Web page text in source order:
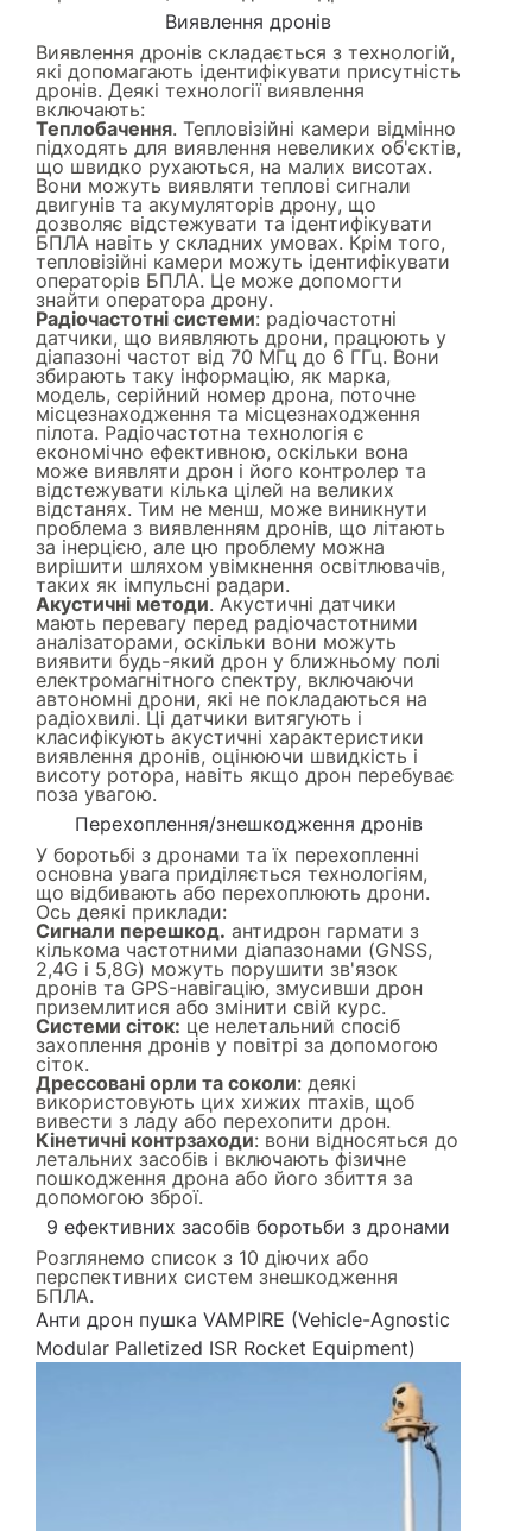
Виявлення дронів
Виявлення дронів складається з технологій,
які допомагають ідентифікувати присутність
дронів. Деякі технології виявлення
включають:
Теплобачення. Тепловізійні камери відмінно
підходять для виявлення невеликих об'єктів,
що швидко рухаються, на малих висотах.
Вони можуть виявляти теплові сигнали
двигунів та акумуляторів дрону, що
дозволяє відстежувати та ідентифікувати
БПЛА навіть у складних умовах. Крім того,
тепловізійні камери можуть ідентифікувати
операторів БПЛА. Це може допомогти
знайти оператора дрону.
Радіочастотні системи: радіочастотні
датчики, що виявляють дрони, працюють у
діапазоні частот від 70 МГц до 6 ГГц. Вони
збирають таку інформацію, як марка,
модель, серійний номер дрона, поточне
місцезнаходження та місцезнаходження
пілота. Радіочастотна технологія є
економічно ефективною, оскільки вона
може виявляти дрон і його контролер та
відстежувати кілька цілей на великих
відстанях. Тим не менш, може виникнути
проблема з виявленням дронів, що літають
за інерцією, але цю проблему можна
вирішити шляхом увімкнення освітлювачів,
таких як імпульсні радари.
Акустичні методи. Акустичні датчики
мають перевагу перед радіочастотними
аналізаторами, оскільки вони можуть
виявити будь-який дрон у ближньому полі
електромагнітного спектру, включаючи
автономні дрони, які не покладаються на
радіохвилі. Ці датчики витягують і
класифікують акустичні характеристики
виявлення дронів, оцінюючи швидкість і
висоту ротора, навіть якщо дрон перебуває
поза увагою.
Перехоплення/знешкодження дронів
У боротьбі з дронами та їх перехопленні
основна увага приділяється технологіям,
що відбивають або перехоплюють дрони.
Ось деякі приклади:
Сигнали перешкод. антидрон гармати з
кількома частотними діапазонами (GNSS,
2,4G і 5,8G) можуть порушити зв'язок
дронів та GPS-навігацію, змусивши дрон
приземлитися або змінити свій курс.
Системи сіток: це нелетальний спосіб
захоплення дронів у повітрі за допомогою
сіток.
Дрессовані орли та соколи: деякі
використовують цих хижих птахів, щоб
вивести з ладу або перехопити дрон.
Кінетичні контрзаходи: вони відносяться до
летальних засобів і включають фізичне
пошкодження дрона або його збиття за
допомогою зброї.
9 ефективних засобів боротьби з дронами
Розглянемо список з 10 діючих або
перспективних систем знешкодження
БПЛА.
Анти дрон пушка VAMPIRE (Vehicle-Agnostic
Modular Palletized ISR Rocket Equipment)